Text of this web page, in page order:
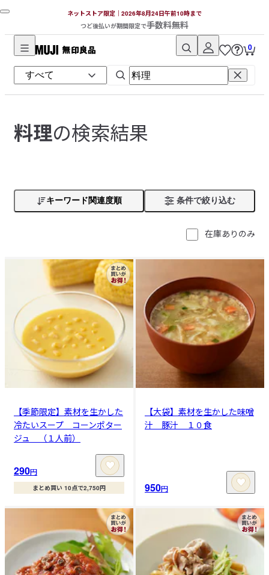
ネットストア限定｜2026年8月24日午前10時まで
つど後払いが期間限定で手数料無料
無
印
良
ネ
ッ
ア
0
料理の検索結果
キーワード関連度順 条件で絞り込む
在庫ありのみ
【季節限定】素材を生かした
冷たいスープ コーンポター
ジュ （１人前）
290円
まとめ買い 10点で2,750円
【大袋】素材を生かした味噌
汁 豚汁 １０食
950円